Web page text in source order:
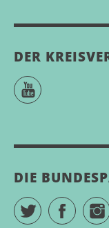
DER
YouTube
DIE
Twitter